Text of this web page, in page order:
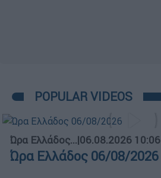
POPULAR VIDEOS
Ώρα Ελλάδος...|06.08.2026 10:06
Ώρα Ελλάδος 06/08/2026